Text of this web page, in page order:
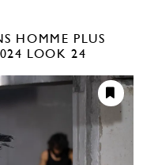
HOMME PLUS
LOOK 24